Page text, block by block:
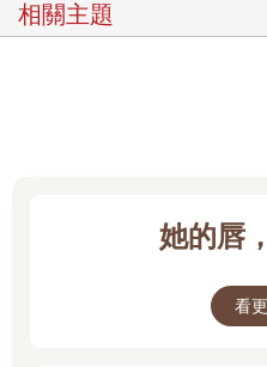
相關主題
她的唇
看